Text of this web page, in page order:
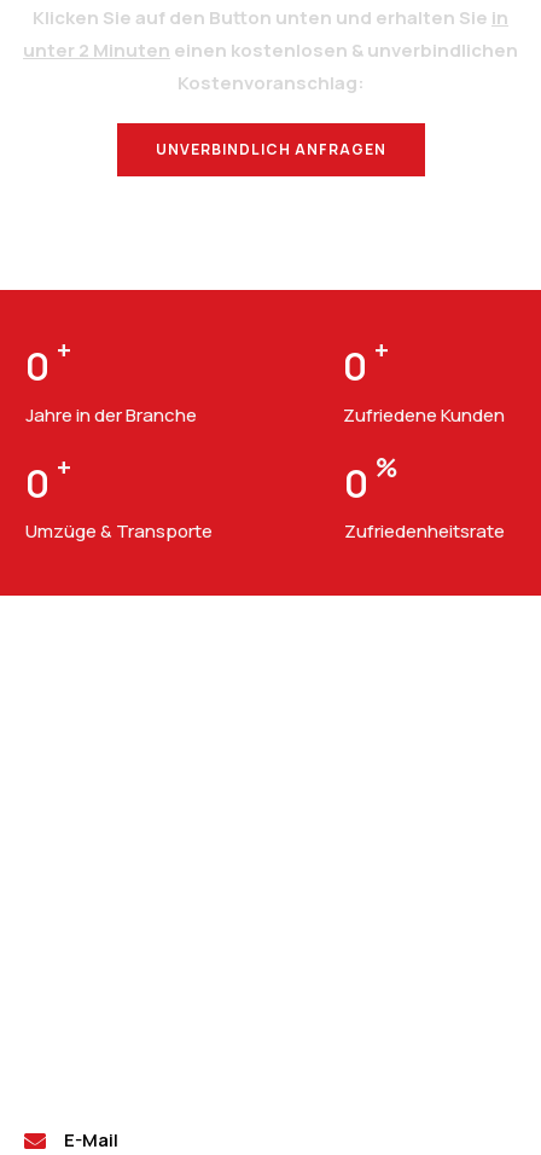
Klicken Sie auf den Button unten und erhalten Sie in
unter 2 Minuten einen kostenlosen & unverbindlichen
Kostenvoranschlag:
UNVERBINDLICH ANFRAGEN
0 +
Jahre in der Branche
0 +
Zufriedene Kunden
0 +
Umzüge & Transporte
0 %
Zufriedenheitsrate
E-Mail